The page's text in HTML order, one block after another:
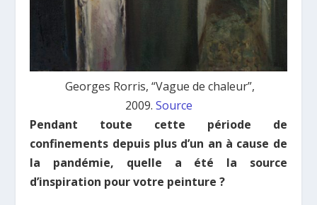
Georges Rorris, “Vague de chaleur”,
2009. Source
Pendant toute cette période de
confinements depuis plus d’un an à cause de
la pandémie, quelle a été la source
d’inspiration pour votre peinture ?